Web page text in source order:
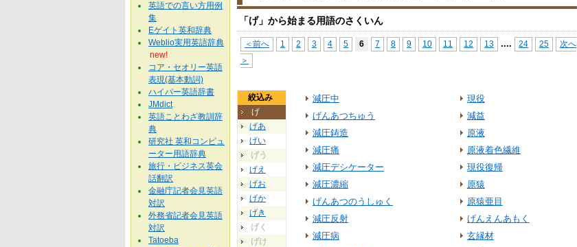
「げ」から始まる用語のさくいん
＜前へ 1 2 3 4 5 6 7 8 9 10 11 12 13 .... 24 25
次へ
＞
絞込み
げ
げあ
げい
げう
げえ
げお
げか
げき
げく
げけ
減圧中
げんあつちゅう
減圧鋳造
減圧痛
減圧デシケーター
減圧濃縮
げんあつのうしゅく
減圧反射
減圧病
現役
減益
原液
原液着色繊維
現役復帰
原猿
原猿亜目
げんえんあもく
玄縁材
英語での言い方用例
集
Eゲイト英和辞典
Weblio実用英語辞典
new!
コア・セオリー英語
表現(基本動詞)
ハイパー英語辞書
JMdict
英語ことわざ教訓辞
典
研究社 英和コンピュ
ーター用語辞典
旅行・ビジネス英会
話翻訳
金融庁記者会見英語
対訳
外務省記者会見英語
対訳
Tatoeba